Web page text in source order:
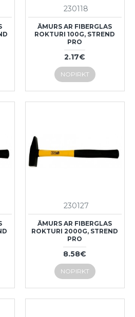
230118
ĀMURS AR FIBERGLAS
ROKTURI 100G, STREND
PRO
2.17€
NOPIRKT
230127
ĀMURS AR FIBERGLAS
ROKTURI 2000G, STREND
PRO
8.58€
NOPIRKT